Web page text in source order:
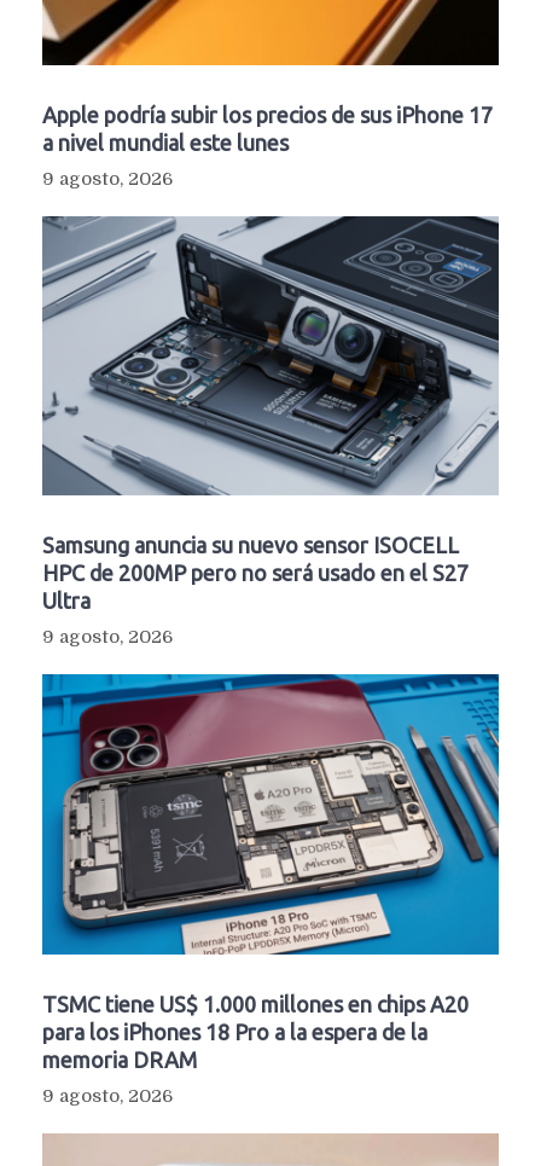
Apple podría subir los precios de sus iPhone 17
a nivel mundial este lunes
9 agosto, 2026
Samsung anuncia su nuevo sensor ISOCELL
HPC de 200MP pero no será usado en el S27
Ultra
9 agosto, 2026
TSMC tiene US$ 1.000 millones en chips A20
para los iPhones 18 Pro a la espera de la
memoria DRAM
9 agosto, 2026